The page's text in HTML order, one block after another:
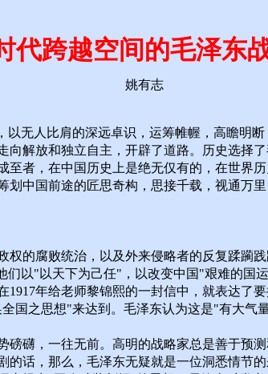
代跨越空间的毛泽东
姚有志
无人比肩的深远卓识，运筹帷幄，高瞻明
解放和独立自主，开辟了道路。历史选择
者，在中国历史上是绝无仅有的，在世界
中国前途的匠思奇构，思接千载，视通万
的腐败统治，以及外来侵略者的反复蹂躏
以"以天下为己任"，以改变中国"艰难的国
年给老师黎锦熙的一封信中，就表达
国之思想"来达到。毛泽东认为这是"有大气
礴，一往无前。高明的战略家总是善于预
话，那么，毛泽东无疑就是一位洞悉情节